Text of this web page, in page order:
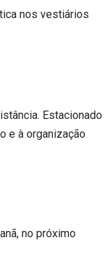
nos vestiários
Estacionado
e à organização
no próximo